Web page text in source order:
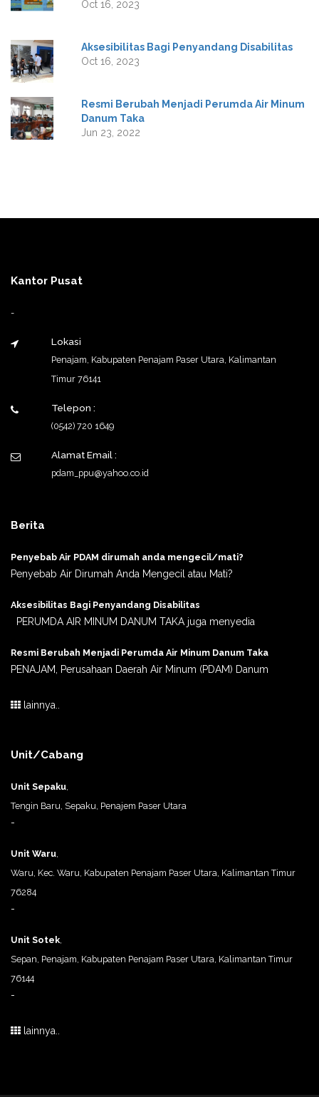
Oct 16, 2023
Aksesibilitas Bagi Penyandang Disabilitas
Oct 16, 2023
Resmi Berubah Menjadi Perumda Air Minum
Danum Taka
Jun 23, 2022
Kantor Pusat
-
Lokasi
Penajam, Kabupaten Penajam Paser Utara, Kalimantan
Timur 76141
Telepon :
(0542) 720 1649
Alamat Email :
pdam_ppu@yahoo.co.id
Berita
Penyebab Air PDAM dirumah anda mengecil/mati?
Penyebab Air Dirumah Anda Mengecil atau Mati?
Aksesibilitas Bagi Penyandang Disabilitas
PERUMDA AIR MINUM DANUM TAKA juga menyedia
Resmi Berubah Menjadi Perumda Air Minum Danum Taka
PENAJAM, Perusahaan Daerah Air Minum (PDAM) Danum
lainnya..
Unit/Cabang
Unit Sepaku
Tengin Baru, Sepaku, Penajem Paser Utara
-
Unit Waru
Waru, Kec. Waru, Kabupaten Penajam Paser Utara, Kalimantan Timur
76284
-
Unit Sotek
Sepan, Penajam, Kabupaten Penajam Paser Utara, Kalimantan Timur
76144
-
lainnya..